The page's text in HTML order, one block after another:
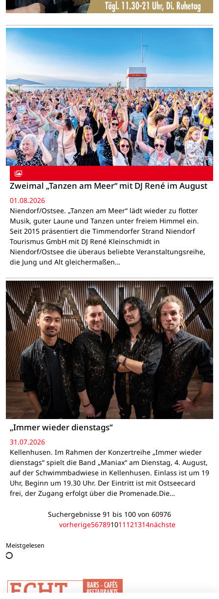
Zweimal „Tanzen am Meer“ mit DJ René im August
01.08.2026
Niendorf/Ostsee. „Tanzen am Meer“ lädt wieder zu flotter
Musik, guter Laune und Tanzen unter freiem Himmel ein.
Seit 2015 präsentiert die Timmendorfer Strand Niendorf
Tourismus GmbH mit DJ René Kleinschmidt in
Niendorf/Ostsee die überaus beliebte Veranstaltungsreihe,
die Jung und Alt gleichermaßen…
„Immer wieder dienstags“
31.07.2026
Kellenhusen. Im Rahmen der Konzertreihe „Immer wieder
dienstags“ spielt die Band „Maniax“ am Dienstag, 4. August,
auf der Schwimmbadwiese in Kellenhusen. Einlass ist um 19
Uhr, Beginn um 19.30 Uhr. Der Eintritt ist mit Ostseecard
frei, der Zugang erfolgt über die Promenade.Die…
Suchergebnisse 91 bis 100 von 60976
vorherige567891011 121314nächste
Meistgelesen